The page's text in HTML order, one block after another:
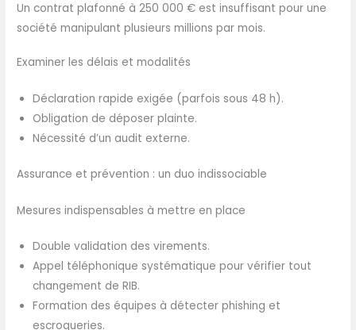
Un contrat plafonné à 250 000 € est insuffisant pour une
société manipulant plusieurs millions par mois.
Examiner les délais et modalités
Déclaration rapide exigée (parfois sous 48 h).
Obligation de déposer plainte.
Nécessité d’un audit externe.
Assurance et prévention : un duo indissociable
Mesures indispensables à mettre en place
Double validation des virements.
Appel téléphonique systématique pour vérifier tout
changement de RIB.
Formation des équipes à détecter phishing et
escroqueries.